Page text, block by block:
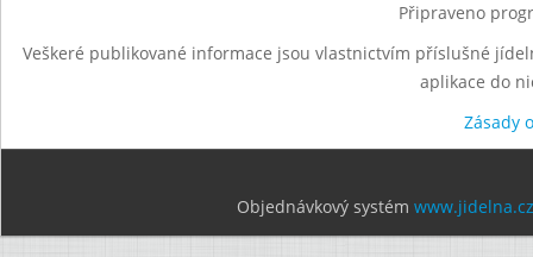
Připraveno
Veškeré publikované informace jsou vlastnictvím příslušné
aplikace do
Zásady
Objednávkový systém www.jidelna.cz